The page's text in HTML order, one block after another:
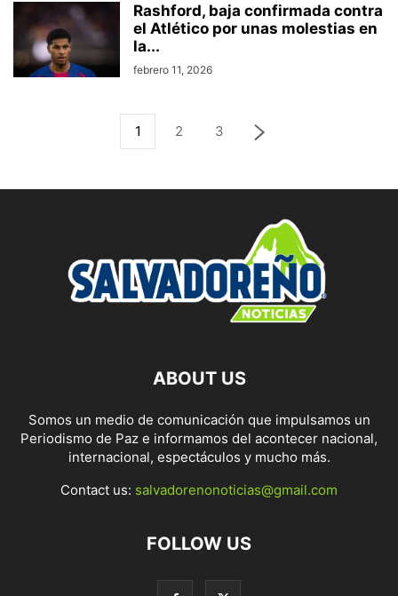
Rashford, baja confirmada contra
el Atlético por unas molestias en
la...
febrero 11, 2026
1 2 3
ABOUT US
Somos un medio de comunicación que impulsamos un
Periodismo de Paz e informamos del acontecer nacional,
internacional, espectáculos y mucho más.
Contact us: salvadorenonoticias@gmail.com
FOLLOW US